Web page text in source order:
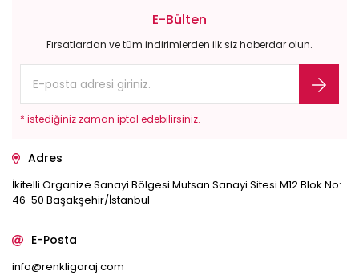
E-Bülten
Fırsatlardan ve tüm indirimlerden ilk siz haberdar olun.
* istediğiniz zaman iptal edebilirsiniz.
Adres
İkitelli Organize Sanayi Bölgesi Mutsan Sanayi Sitesi M12 Blok No:
46-50 Başakşehir/İstanbul
E-Posta
info@renkligaraj.com